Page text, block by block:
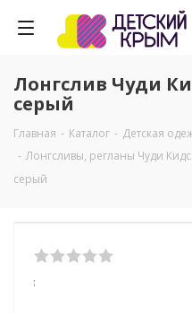
Лонгслив Чуди
серый
Главная - Каталог - Детская
- Лонгсливы, регланы Чуди Кидс
серый
: